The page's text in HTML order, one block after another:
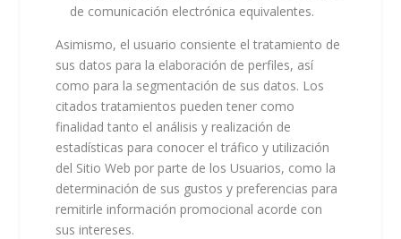
de comunicación electrónica equivalentes.
Asimismo, el usuario consiente el tratamiento de
sus datos para la elaboración de perfiles, así
como para la segmentación de sus datos. Los
citados tratamientos pueden tener como
finalidad tanto el análisis y realización de
estadísticas para conocer el tráfico y utilización
del Sitio Web por parte de los Usuarios, como la
determinación de sus gustos y preferencias para
remitirle información promocional acorde con
sus intereses.